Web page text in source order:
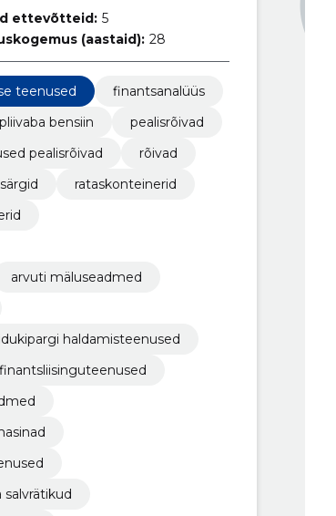
ettevõtteid: 5
(aastaid): 28
teenused
finantsanalüüs
pliivaba bensiin
pealisrõivad
pealisrõivad
rõivad
rataskonteinerid
arvuti mäluseadmed
haldamisteenused
finantsliisinguteenused